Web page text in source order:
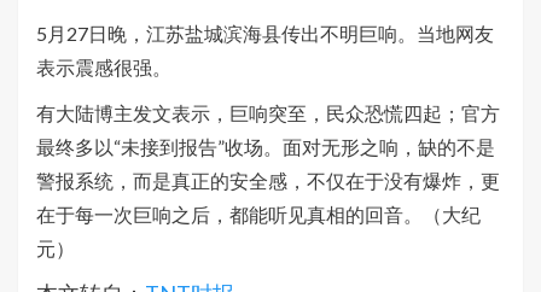
5月27日晚，江苏盐城滨海县传出不明巨响。当地网友
表示震感很强。
有大陆博主发文表示，巨响突至，民众恐慌四起；官方
最终多以“未接到报告”收场。面对无形之响，缺的不是
警报系统，而是真正的安全感，不仅在于没有爆炸，更
在于每一次巨响之后，都能听见真相的回音。（大纪
元）